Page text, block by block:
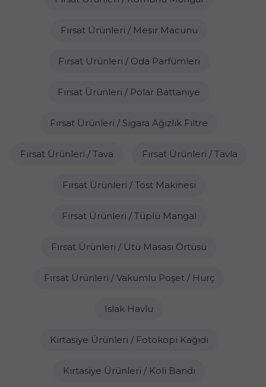
Fırsat Ürünleri / Mesir Macunu
Fırsat Ürünleri / Oda Parfümleri
Fırsat Ürünleri / Polar Battaniye
Fırsat Ürünleri / Sigara Ağızlık Filtre
Fırsat Ürünleri / Tava Fırsat Ürünleri / Tavla
Fırsat Ürünleri / Tost Makinesi
Fırsat Ürünleri / Tüplü Mangal
Fırsat Ürünleri / Ütü Masası Örtüsü
Fırsat Ürünleri / Vakumlu Poşet / Hurç
Islak Havlu
Kırtasiye Ürünleri / Fotokopi Kağıdı
Kırtasiye Ürünleri / Koli Bandı